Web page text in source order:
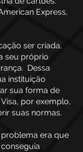
Express,
ser criada,
seu próprio
Dessa
instituição
sua forma de
por exemplo,
suas normas.
era que